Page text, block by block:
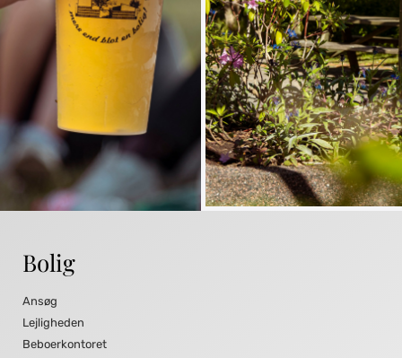
Bolig
Ansøg
Lejligheden
Beboerkontoret